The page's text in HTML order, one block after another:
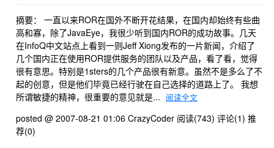
摘要： 一直以来ROR在国外不断开花结果，在国内却始终有些曲
高和寡，除了JavaEye，我很少听到国内ROR的成功故事。几天
在InfoQ中文站点上看到一则Jeff Xiong发布的一片新闻，介绍了
几个国内正在使用ROR提供服务的团队以及产品，看了看，觉得
很有意思。特别是1sters的几个产品很有新意。虽然不是多么了不
起的创意，但是他们毕竟已经行驶在自己选择的道路上了。 我想
所谓敏捷的精神，很重要的意见就是...
阅读全文
posted @ 2007-08-21 01:06 CrazyCoder 阅读(743) 评论(1) 推
荐(0)